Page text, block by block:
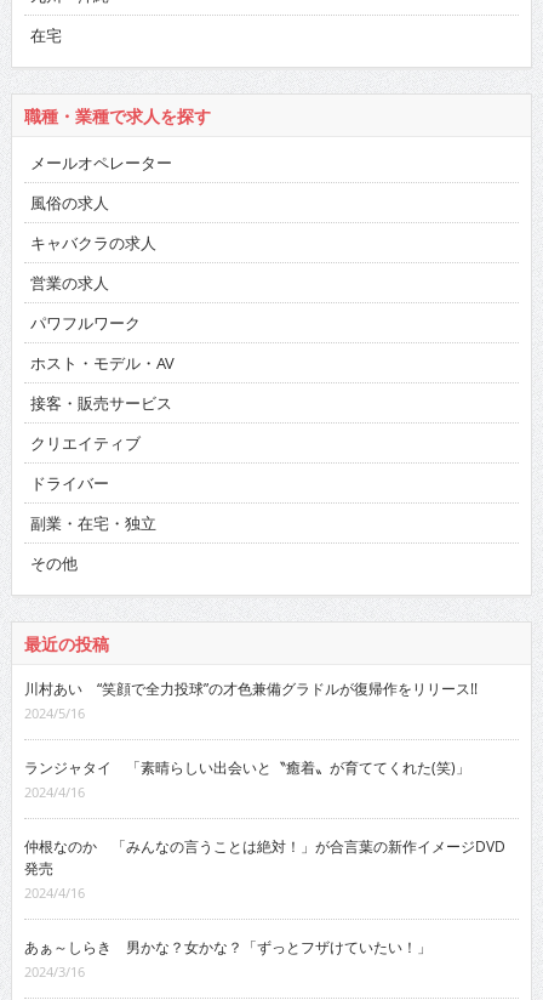
在宅
職種・業種で求人を探す
メールオペレーター
風俗の求人
キャバクラの求人
営業の求人
パワフルワーク
ホスト・モデル・AV
接客・販売サービス
クリエイティブ
ドライバー
副業・在宅・独立
その他
最近の投稿
川村あい “笑顔で全力投球”の才色兼備グラドルが復帰作をリリース!!
2024/5/16
ランジャタイ 「素晴らしい出会いと〝癒着〟が育ててくれた(笑)」
2024/4/16
仲根なのか 「みんなの言うことは絶対！」が合言葉の新作イメージDVD
発売
2024/4/16
あぁ～しらき 男かな？女かな？「ずっとフザけていたい！」
2024/3/16